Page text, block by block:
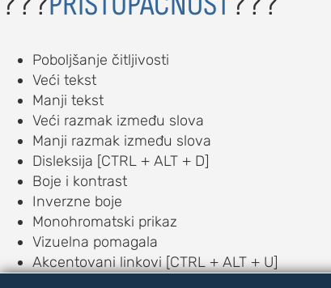
Poboljšanje čitljivosti
Veći tekst
Manji tekst
Veći razmak između slova
Manji razmak između slova
Disleksija [CTRL + ALT + D]
Boje i kontrast
Inverzne boje
Monohromatski prikaz
Vizuelna pomagala
Akcentovani linkovi [CTRL + ALT + U]